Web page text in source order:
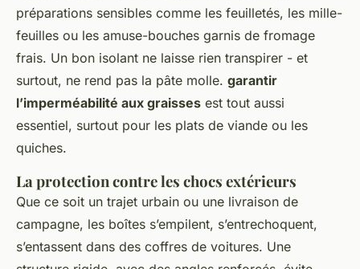
préparations sensibles comme les feuilletés, les mille-
feuilles ou les amuse-bouches garnis de fromage
frais. Un bon isolant ne laisse rien transpirer - et
surtout, ne rend pas la pâte molle. garantir
l’imperméabilité aux graisses est tout aussi
essentiel, surtout pour les plats de viande ou les
quiches.
La protection contre les chocs extérieurs
Que ce soit un trajet urbain ou une livraison de
campagne, les boîtes s’empilent, s’entrechoquent,
s’entassent dans des coffres de voitures. Une